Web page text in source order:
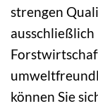
strengen
können Sie